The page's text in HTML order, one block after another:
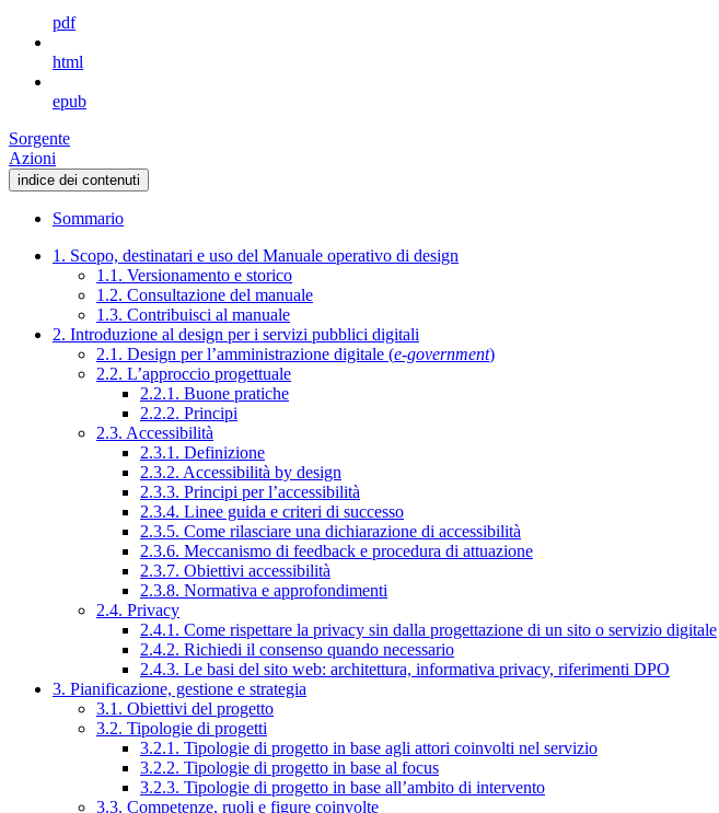
pdf
html
epub
Sorgente
Azioni
indice dei contenuti
Sommario
1. Scopo, destinatari e uso del Manuale operativo di design
1.1. Versionamento e storico
1.2. Consultazione del manuale
1.3. Contribuisci al manuale
2. Introduzione al design per i servizi pubblici digitali
2.1. Design per l’amministrazione digitale (e-government)
2.2. L’approccio progettuale
2.2.1. Buone pratiche
2.2.2. Principi
2.3. Accessibilità
2.3.1. Definizione
2.3.2. Accessibilità by design
2.3.3. Principi per l’accessibilità
2.3.4. Linee guida e criteri di successo
2.3.5. Come rilasciare una dichiarazione di accessibilità
2.3.6. Meccanismo di feedback e procedura di attuazione
2.3.7. Obiettivi accessibilità
2.3.8. Normativa e approfondimenti
2.4. Privacy
2.4.1. Come rispettare la privacy sin dalla progettazione di un sito o servizio digitale
2.4.2. Richiedi il consenso quando necessario
2.4.3. Le basi del sito web: architettura, informativa privacy, riferimenti DPO
3. Pianificazione, gestione e strategia
3.1. Obiettivi del progetto
3.2. Tipologie di progetti
3.2.1. Tipologie di progetto in base agli attori coinvolti nel servizio
3.2.2. Tipologie di progetto in base al focus
3.2.3. Tipologie di progetto in base all’ambito di intervento
3.3. Competenze, ruoli e figure coinvolte